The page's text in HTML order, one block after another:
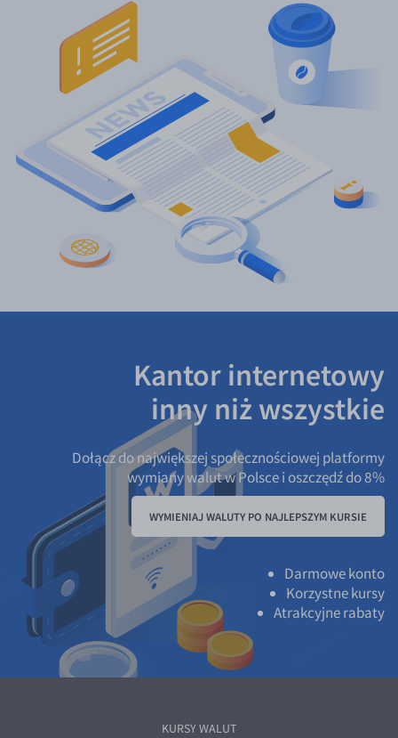
Kantor internetowy
inny niż wszystkie
Dołącz do największej społecznościowej platformy
wymiany walut w Polsce i oszczędź do 8%
WYMIENIAJ WALUTY PO NAJLEPSZYM KURSIE
Darmowe konto
Korzystne kursy
Atrakcyjne rabaty
KURSY WALUT